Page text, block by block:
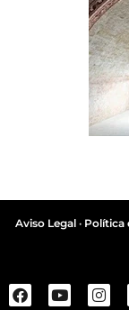
Aviso Legal· Política